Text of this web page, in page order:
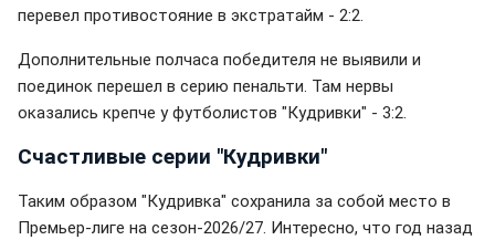
перевел противостояние в экстратайм - 2:2.
Дополнительные полчаса победителя не выявили и
поединок перешел в серию пенальти. Там нервы
оказались крепче у футболистов "Кудривки" - 3:2.
Счастливые серии "Кудривки"
Таким образом "Кудривка" сохранила за собой место в
Премьер-лиге на сезон-2026/27. Интересно, что год назад